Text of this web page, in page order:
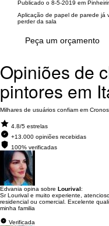
Publicado o 8-5-2019 em
Aplicação de papel de parede já
perder da sala
Peça um orçamento
Opiniões de
pintores em
Milhares de usuários confiam em
4.8/5 estrelas
+13.000 opiniões recebidas
100% verificadas
Edvania opina sobre Lourival:
Sr Lourival e muito experiente,
residencial ou comercial. Excelente
minha familia
Verificada